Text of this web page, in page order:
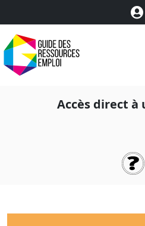
Accès direct à